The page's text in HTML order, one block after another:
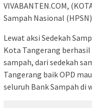
VIVABANTEN.COM,
Sampah Nasional
Lewat aksi Sedekah
Kota Tangerang
sampah, dari sedekah
Tangerang baik OPD
seluruh Bank Sampah di